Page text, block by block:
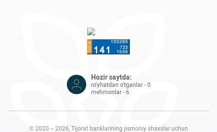
Hozir saytda:
ro'yhatdan o'tganlar - 0
mehmonlar - 6
© 2020 – 2026, Tijorat banklarining jismoniy shaxslar uchun